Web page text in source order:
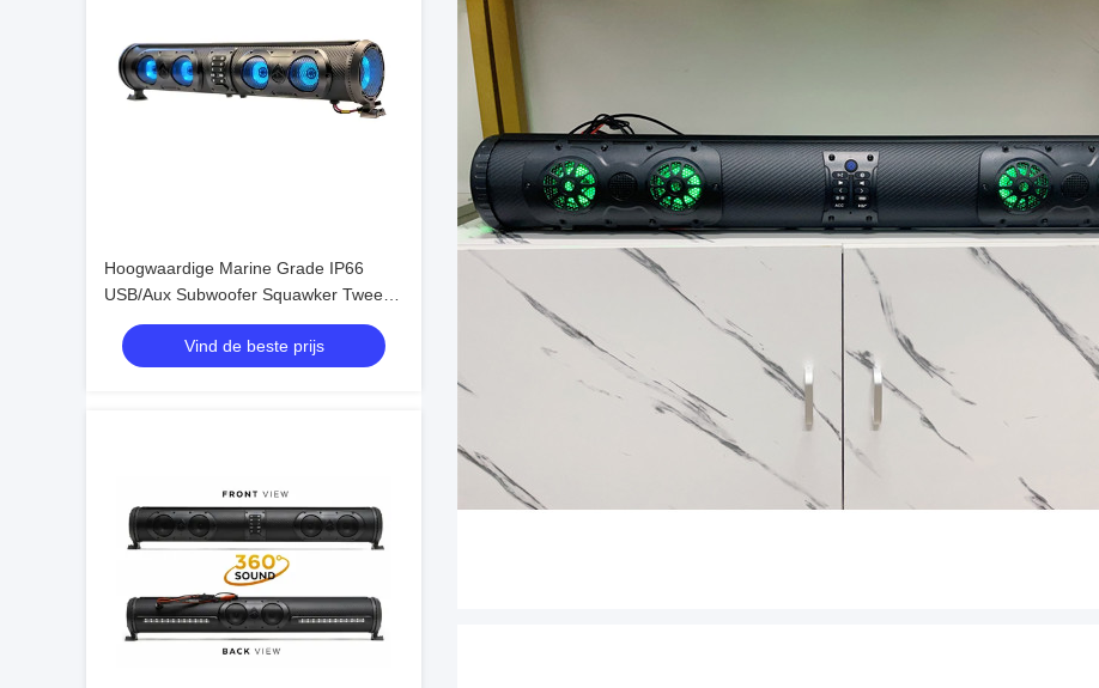
Hoogwaardige Marine Grade IP66
USB/Aux Subwoofer Squawker Tweeter
Speaker Elektrische Golfkar Bluetooth
Soundbar
Vind de beste prijs